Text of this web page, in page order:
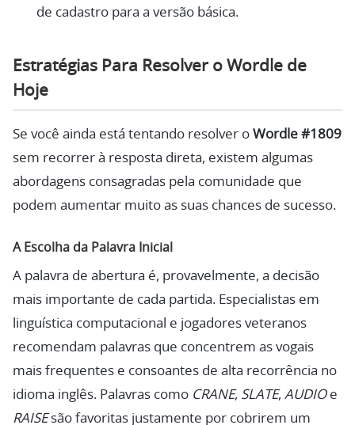
de cadastro para a versão básica.
Estratégias Para Resolver o Wordle de
Hoje
Se você ainda está tentando resolver o Wordle #1809
sem recorrer à resposta direta, existem algumas
abordagens consagradas pela comunidade que
podem aumentar muito as suas chances de sucesso.
A Escolha da Palavra Inicial
A palavra de abertura é, provavelmente, a decisão
mais importante de cada partida. Especialistas em
linguística computacional e jogadores veteranos
recomendam palavras que concentrem as vogais
mais frequentes e consoantes de alta recorrência no
idioma inglês. Palavras como CRANE, SLATE, AUDIOe
RAISEsão favoritas justamente por cobrirem um